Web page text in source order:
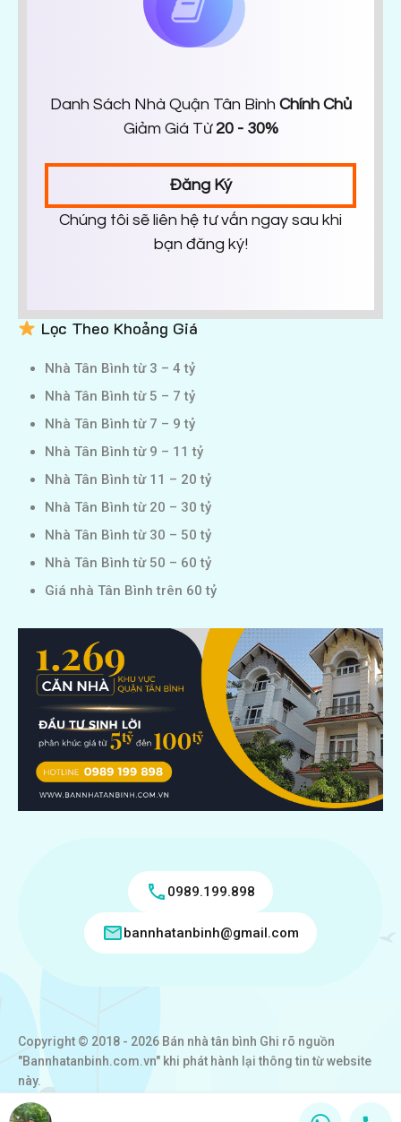
Danh Sách Nhà Quận Tân Bình Chính Chủ
Giảm Giá Từ 20 - 30%
Đăng Ký
Chúng tôi sẽ liên hệ tư vấn ngay sau khi
bạn đăng ký!
Lọc Theo Khoảng Giá
Nhà Tân Bình từ 3 – 4 tỷ
Nhà Tân Bình từ 5 – 7 tỷ
Nhà Tân Bình từ 7 – 9 tỷ
Nhà Tân Bình từ 9 – 11 tỷ
Nhà Tân Bình từ 11 – 20 tỷ
Nhà Tân Bình từ 20 – 30 tỷ
Nhà Tân Bình từ 30 – 50 tỷ
Nhà Tân Bình từ 50 – 60 tỷ
Giá nhà Tân Bình trên 60 tỷ
0989.199.898
bannhatanbinh@gmail.com
Copyright © 2018 - 2026 Bán nhà tân bình Ghi rõ nguồn
"Bannhatanbinh.com.vn" khi phát hành lại thông tin từ website
này.